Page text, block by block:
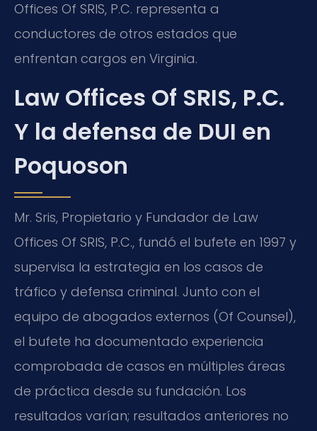
Offices Of SRIS, P.C. representa a
conductores de otros estados que
enfrentan cargos en Virginia.
Law Offices Of SRIS, P.C.
Y la defensa de DUI en
Poquoson
Mr. Sris, Propietario y Fundador de Law
Offices Of SRIS, P.C., fundó el bufete en 1997 y
supervisa la estrategia en los casos de
tráfico y defensa criminal. Junto con el
equipo de abogados externos (Of Counsel),
el bufete ha documentado experiencia
comprobada de casos en múltiples áreas
de práctica desde su fundación. Los
resultados varían; resultados anteriores no